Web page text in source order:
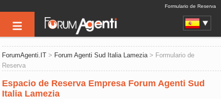
Formulario de Reserva
ForumAgenti.IT > Forum Agenti Sud Italia Lamezia> Formulario de
Reserva
Espacio de Reserva Empresa Forum Agenti Sud
Italia Lamezia